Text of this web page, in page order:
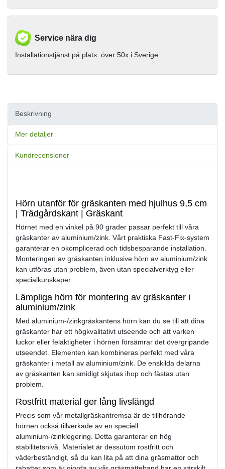
Service nära dig
Installationstjänst på plats: över 50x i Sverige.
Beskrivning
Mer detaljer
Kundrecensioner
Hörn utanför för gräskanten med hjulhus 9,5 cm
| Trädgårdskant | Gräskant
Hörnet med en vinkel på 90 grader passar perfekt till våra
gräskanter av aluminium/zink. Vårt praktiska Fast-Fix-system
garanterar en okomplicerad och tidsbesparande installation.
Monteringen av gräskanten inklusive hörn av aluminium/zink
kan utföras utan problem, även utan specialverktyg eller
specialkunskaper.
Lämpliga hörn för montering av gräskanter i
aluminium/zink
Med aluminium-/zinkgräskantens hörn kan du se till att dina
gräskanter har ett högkvalitativt utseende och att varken
luckor eller felaktigheter i hörnen försämrar det övergripande
utseendet. Elementen kan kombineras perfekt med våra
gräskanter i metall av aluminium/zink. De enskilda delarna
av gräskanten kan smidigt skjutas ihop och fästas utan
problem.
Rostfritt material ger lång livslängd
Precis som vår metallgräskantremsa är de tillhörande
hörnen också tillverkade av en speciell
aluminium-/zinklegering. Detta garanterar en hög
stabilitetsnivå. Materialet är dessutom rostfritt och
väderbeständigt, så du kan lita på att dina gräsmattor och